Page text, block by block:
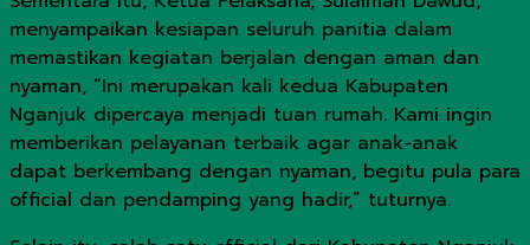
menyampaikan kesiapan seluruh panitia dalam
memastikan kegiatan berjalan dengan aman dan
nyaman, “Ini merupakan kali kedua Kabupaten
Nganjuk dipercaya menjadi tuan rumah. Kami ingin
memberikan pelayanan terbaik agar anak-anak
dapat berkembang dengan nyaman, begitu pula para
official dan pendamping yang hadir,” tuturnya.